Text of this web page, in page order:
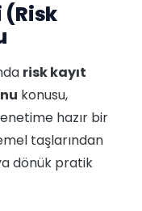
(Risk
risk kayıt
konusu,
hazır bir
taşlarından
dönük pratik